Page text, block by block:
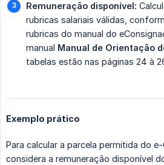
Remuneração disponível:
rubricas salariais válidas,
rubricas do manual do
manual Manual de Orientação
tabelas estão nas páginas 24 à
Exemplo prático
Para calcular a parcela permitida do
considera a remuneração disponível